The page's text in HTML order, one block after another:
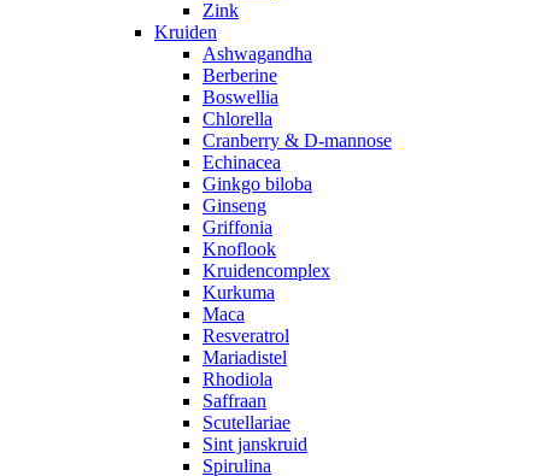
Zink
Kruiden
Ashwagandha
Berberine
Boswellia
Chlorella
Cranberry & D-mannose
Echinacea
Ginkgo biloba
Ginseng
Griffonia
Knoflook
Kruidencomplex
Kurkuma
Maca
Resveratrol
Mariadistel
Rhodiola
Saffraan
Scutellariae
Sint janskruid
Spirulina